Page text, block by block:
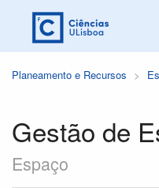
Planeamento e Recursos
Gestão de
Espaço